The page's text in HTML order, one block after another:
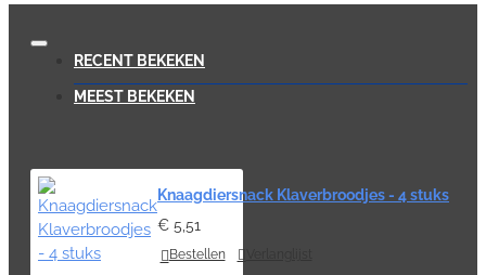
RECENT BEKEKEN
MEEST BEKEKEN
Knaagdiersnack Klaverbroodjes - 4 stuks
€ 5,51
Bestellen